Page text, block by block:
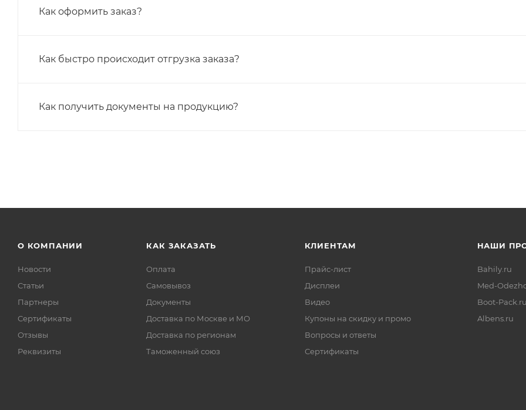
Как оформить заказ?
Как быстро происходит отгрузка заказа?
Как получить документы на продукцию?
О КОМПАНИИ
Новости
Статьи
Партнеры
Сертификаты
Отзывы
Реквизиты
КАК ЗАКАЗАТЬ
Оплата
Самовывоз
Документы
Доставка по Москве и МО
Доставка по регионам
Таможенный союз
КЛИЕНТАМ
Прайс-лист
Дисплеи
Видео
Купоны на скидку и промо
Вопросы и ответы
Сертификаты
НАШИ
Bahily.ru
Med-
Boot-Pack.ru
Albens.ru